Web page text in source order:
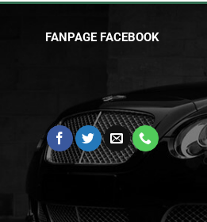
FANPAGE FACEBOOK